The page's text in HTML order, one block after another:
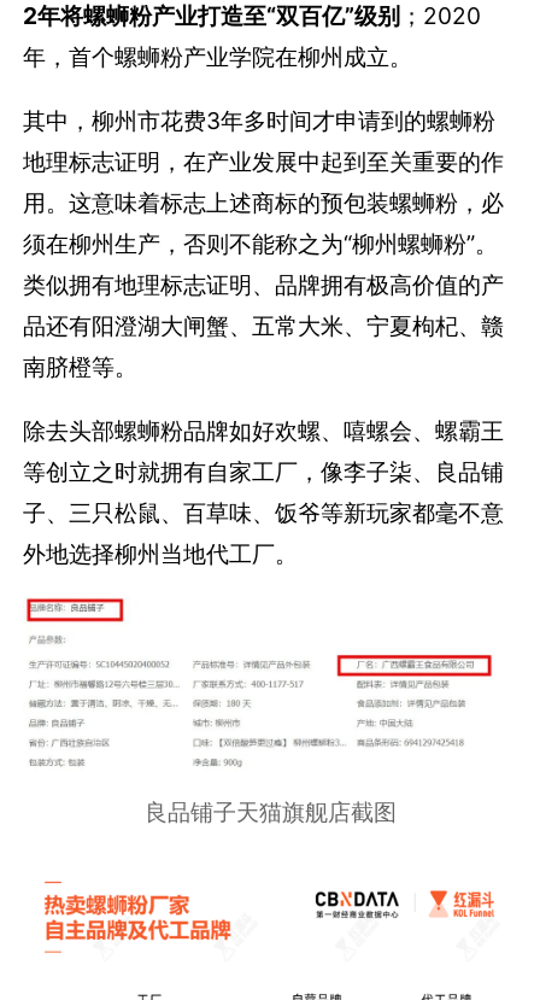
2年将螺蛳粉产业打造至“双百亿”级别 ；2020
年，首个螺蛳粉产业学院在柳州成立。
其中，柳州市花费3年多时间才申请到的螺蛳粉
地理标志证明，在产业发展中起到至关重要的作
用。这意味着标志上述商标的预包装螺蛳粉，必
须在柳州生产，否则不能称之为“柳州螺蛳粉”。
类似拥有地理标志证明、品牌拥有极高价值的产
品还有阳澄湖大闸蟹、五常大米、宁夏枸杞、赣
南脐橙等。
除去头部螺蛳粉品牌如好欢螺、嘻螺会、螺霸王
等创立之时就拥有自家工厂，像李子柒、良品铺
子、三只松鼠、百草味、饭爷等新玩家都毫不意
外地选择柳州当地代工厂。
良品铺子天猫旗舰店截图